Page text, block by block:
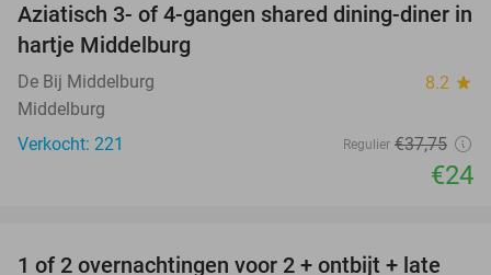
36%
Aziatisch 3- of 4-gangen shared dining-diner in
hartje Middelburg
De Bij Middelburg 8.2 star
Middelburg
Verkocht: 221
Regulier €37,75
€24
1 of 2 overnachtingen voor 2 + ontbijt + late